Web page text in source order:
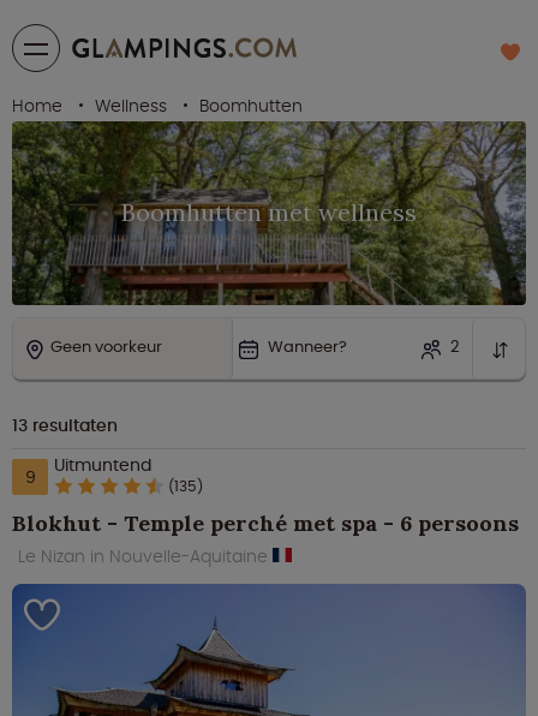
Home Wellness Boomhutten
Boomhutten met wellness
Geen voorkeur Wanneer? 2
13 resultaten
9 Uitmuntend
(135)
Blokhut - Temple perché met spa - 6 persoons
Le Nizan in Nouvelle-Aquitaine